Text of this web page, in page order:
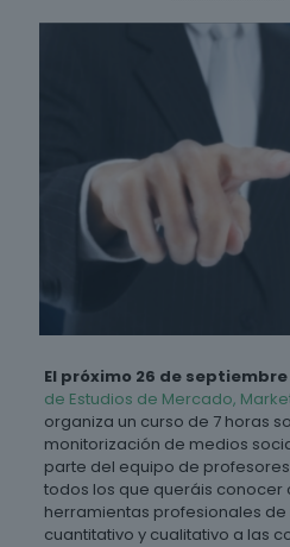
El próximo 26 de septiembre
de Estudios de Mercado,
organiza un curso de 7 horas
monitorización de medios
parte del equipo de
todos los que queráis
herramientas profesionales
cuantitativo y cualitativo a las